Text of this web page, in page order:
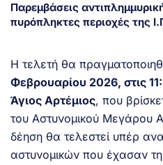
Παρεμβάσεις
πυρόπληκτες περιοχές της
Η τελετή θα
Φεβρουαρίου 2026, στις
Άγιος Αρτέμιος, που
του Αστυνομικού Μεγάρου
δέηση θα τελεστεί υπέρ
αστυνομικών που έχασαν